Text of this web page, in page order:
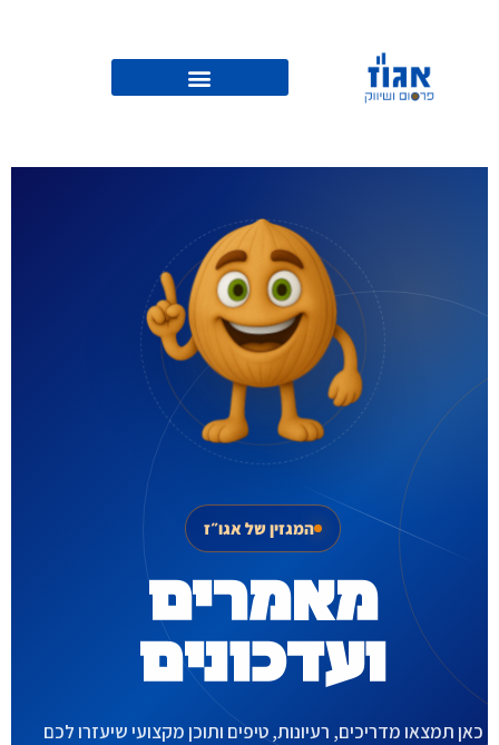
המגזין של אגו״ז
מאמרים
ועדכונים
כאן תמצאו מדריכים, רעיונות, טיפים ותוכן מקצועי שיעזרו לכם